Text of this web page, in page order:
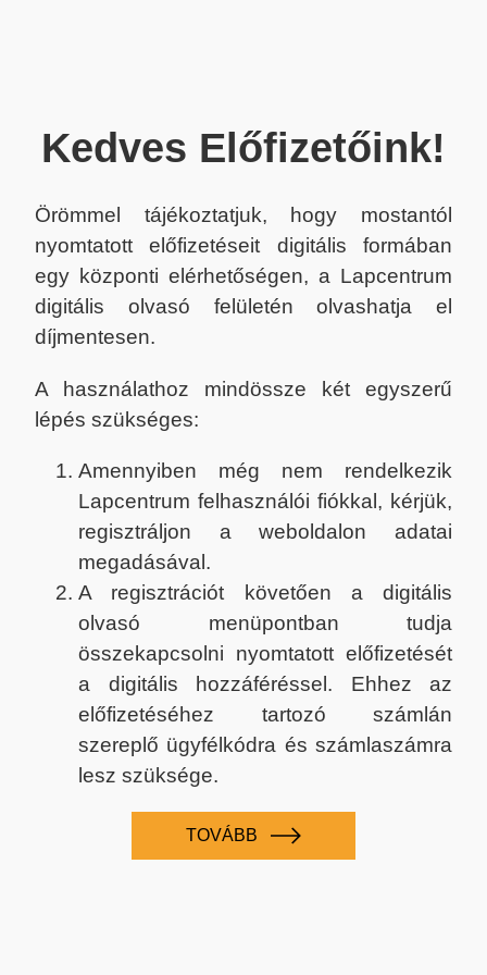
Kedves Előfizetőink!
Örömmel tájékoztatjuk, hogy mostantól
nyomtatott előfizetéseit digitális formában
egy központi elérhetőségen, a Lapcentrum
digitális olvasó felületén olvashatja el
díjmentesen.
A használathoz mindössze két egyszerű
lépés szükséges:
Amennyiben még nem rendelkezik
Lapcentrum felhasználói fiókkal, kérjük,
regisztráljon a weboldalon adatai
megadásával.
A regisztrációt követően a digitális
olvasó menüpontban tudja
összekapcsolni nyomtatott előfizetését
a digitális hozzáféréssel. Ehhez az
előfizetéséhez tartozó számlán
szereplő ügyfélkódra és számlaszámra
lesz szüksége.
TOVÁBB